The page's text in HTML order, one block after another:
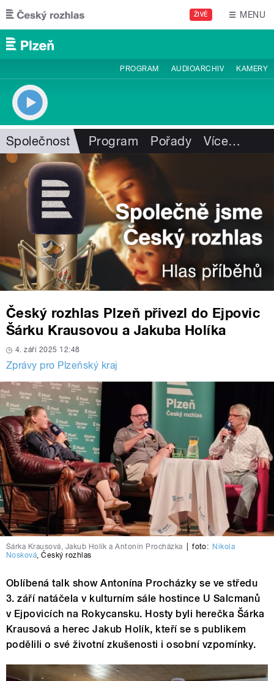
Přejít k hlavnímu obsahu
ŽIVĚ MENU
PROGRAM AUDIOARCHIV KAMERY
Společnost Program Pořady Více…
Český rozhlas Plzeň přivezl do Ejpovic
Šárku Krausovou a Jakuba Holíka
4. září 2025 12:48
Zprávy pro Plzeňský kraj
Šárka Krausová, Jakub Holík a Antonín Procházka foto: Nikola
Nosková,Český rozhlas
Oblíbená talk show Antonína Procházky se ve středu
3. září natáčela v kulturním sále hostince U Salcmanů
v Ejpovicích na Rokycansku. Hosty byli herečka Šárka
Krausová a herec Jakub Holík, kteří se s publikem
podělili o své životní zkušenosti i osobní vzpomínky.